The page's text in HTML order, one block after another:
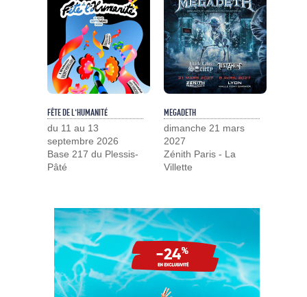
FÊTE DE L'HUMANITÉ
du 11 au 13
septembre 2026
Base 217 du Plessis-
Pâté
MEGADETH
dimanche 21 mars
2027
Zénith Paris - La
Villette